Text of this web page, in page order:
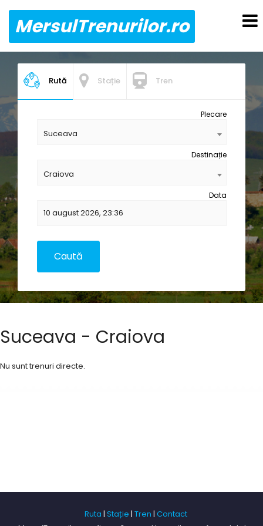
MersulTrenurilor.ro
Rută Stație Tren
Plecare
Suceava
Destinație
Craiova
Data
Suceava - Craiova
Nu sunt trenuri directe.
Ruta | Stație | Tren | Contact